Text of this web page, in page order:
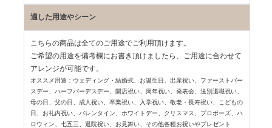
適した用途やシーン
こちらの商品は全てのご用途でご利用頂けます。
ご希望の用途を備考欄にお書き頂けましたら、ご用途に合わせて
アレンジが可能です。
オススメ用途：ウェディング・結婚式、お誕生日、出産祝い、ファーストバー
スデー、ハーフバーデスデー、開店祝い、周年祝い、発表会、送別退職祝い、
母の日、父の日、 成人祝い、卒業祝い、入学祝い、敬老・長寿祝い、こどもの
日、お礼内祝い、 バレンタイン、ホワイトデー、クリスマス、プロポーズ、ハ
ロウィン、七五三、退院祝い、お見舞い、その他各種お祝いやプレゼント